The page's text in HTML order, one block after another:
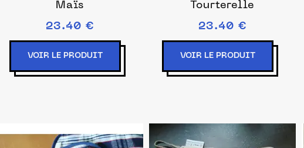
Maïs
23.40 €
VOIR LE PRODUIT
Tourterelle
23.40 €
VOIR LE PRODUIT